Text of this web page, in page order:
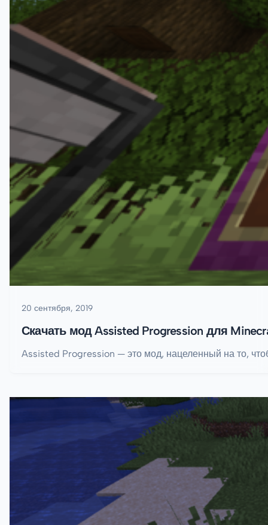
20 сентября, 2019
Скачать мод Assisted Progression для
Assisted Progression — это мод, нацеленный на то,